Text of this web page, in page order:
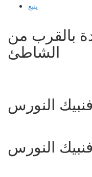
ينبع
بالقرب من
الشاطئ
النورس
النورس